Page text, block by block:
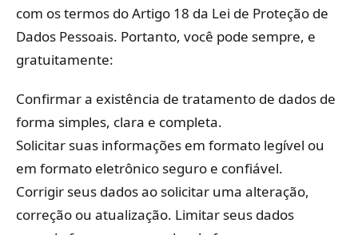
com os termos do Artigo 18 da Lei de Proteção de
Dados Pessoais. Portanto, você pode sempre, e
gratuitamente:
Confirmar a existência de tratamento de dados de
forma simples, clara e completa.
Solicitar suas informações em formato legível ou
em formato eletrônico seguro e confiável.
Corrigir seus dados ao solicitar uma alteração,
correção ou atualização. Limitar seus dados